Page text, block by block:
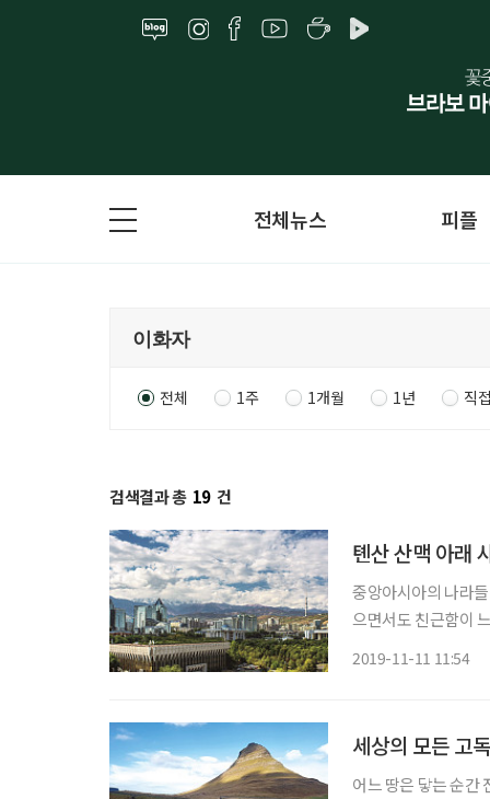
전체뉴스 피플
전체 1주 1개월 1년 직
검색결과 총 19 건
톈산 산맥 아래
중앙아시아의 나라
으면서도 친근함이
2019-11-11 11:54
세상의 모든 고
어느 땅은 닿는 순간